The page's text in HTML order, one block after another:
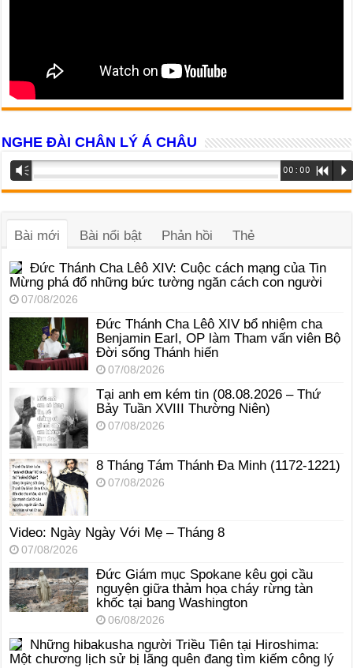
NGHE ĐÀI CHÂN LÝ Á CHÂU
Trình
phát
Vm 00:00 R P
Bài mới Bài nổi bật Phản hồi Thẻ
Đức Thánh Cha Lêô XIV: Cuộc cách mạng của Tin
Mừng phá đổ những bức tường ngăn cách con người
07/08/2026
Đức Thánh Cha Lêô XIV bổ nhiệm cha
Benjamin Earl, OP làm Tham vấn viên Bộ
Đời sống Thánh hiến
07/08/2026
Tại anh em kém tin (08.08.2026 – Thứ
Bảy Tuần XVIII Thường Niên)
07/08/2026
8 Tháng Tám Thánh Ða Minh (1172-1221)
07/08/2026
Video: Ngày Ngày Với Mẹ – Tháng 8
07/08/2026
Đức Giám mục Spokane kêu gọi cầu
nguyện giữa thảm họa cháy rừng tàn
khốc tại bang Washington
06/08/2026
Những hibakusha người Triều Tiên tại Hiroshima:
Một chương lịch sử bị lãng quên đang tìm kiếm công lý